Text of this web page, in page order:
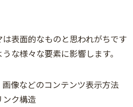
表面的なものと思われがちです
な様々な要素に影響します。
画像などのコンテンツ表示方法
ンク構造